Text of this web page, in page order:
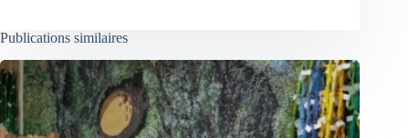
Publications similaires